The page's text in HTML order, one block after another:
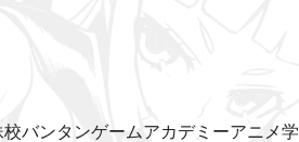
バンタンゲームアカデミーアニメ学